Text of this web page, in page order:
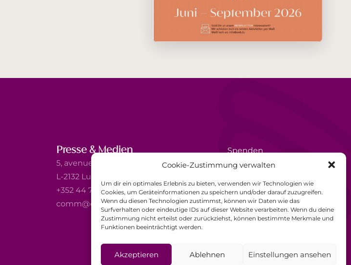
Cookie-Zustimmung verwalten
Um dir ein optimales Erlebnis zu bieten, verwenden wir Technologien wie
Cookies, um Geräteinformationen zu speichern und/oder darauf zuzugreifen.
Wenn du diesen Technologien zustimmst, können wir Daten wie das
Surfverhalten oder eindeutige IDs auf dieser Website verarbeiten. Wenn du deine
Zustimmung nicht erteilst oder zurückziehst, können bestimmte Merkmale und
Funktionen beeinträchtigt werden.
Akzeptieren Ablehnen Einstellungen ansehen
Presse & Medien
5, avenue Marie-Thérèse
L-2132 Luxembourg
+352 44 743 340
comm@ewb.lu
Spenden
Ehrenamt
Impressum
Allgemeine